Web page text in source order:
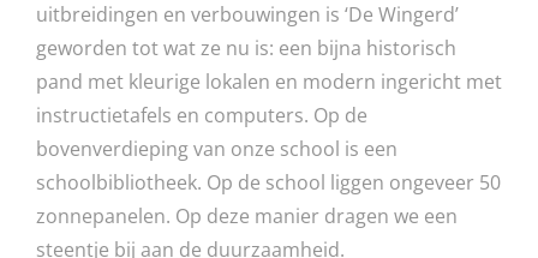
ouders/verzorgers
contact
uitbreidingen en verbouwingen is ‘De Wingerd’
geworden tot wat ze nu is: een bijna historisch
pand met kleurige lokalen en modern ingericht met
instructietafels en computers. Op de
bovenverdieping van onze school is een
schoolbibliotheek. Op de school liggen ongeveer 50
zonnepanelen. Op deze manier dragen we een
steentje bij aan de duurzaamheid.